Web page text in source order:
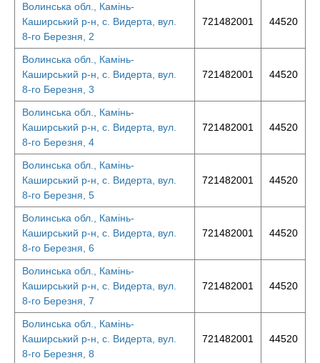
Волинська обл., Камінь-
Каширський р-н, с. Видерта, вул.
8-го Березня, 2
721482001 44520
Волинська обл., Камінь-
Каширський р-н, с. Видерта, вул.
8-го Березня, 3
721482001 44520
Волинська обл., Камінь-
Каширський р-н, с. Видерта, вул.
8-го Березня, 4
721482001 44520
Волинська обл., Камінь-
Каширський р-н, с. Видерта, вул.
8-го Березня, 5
721482001 44520
Волинська обл., Камінь-
Каширський р-н, с. Видерта, вул.
8-го Березня, 6
721482001 44520
Волинська обл., Камінь-
Каширський р-н, с. Видерта, вул.
8-го Березня, 7
721482001 44520
Волинська обл., Камінь-
Каширський р-н, с. Видерта, вул.
8-го Березня, 8
721482001 44520